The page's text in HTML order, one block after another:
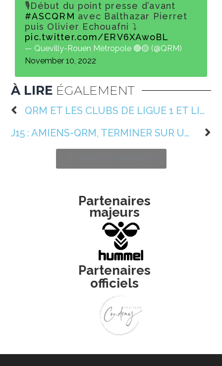
🎙️Début du point presse d’avant
#ASCQRM avec Balthazar Pierret
puis Olivier Echouafni ⤵️
pic.twitter.com/ERV6XAwoBL
— Quevilly-Rouen Métropole 🔴🟡 (@QRM)
November 10, 2022
À LIRE ÉGALEMENT
QRM ET LES CLUBS DE LIGUE 1 ET LIGUE 2 SE MOBILISENT EN FAVEUR DU BLEUET DE FRANCE
J15 : AMIENS-QRM, TERMINER SUR UNE BONNE NOTE
Partenaires
majeurs
Partenaires
officiels